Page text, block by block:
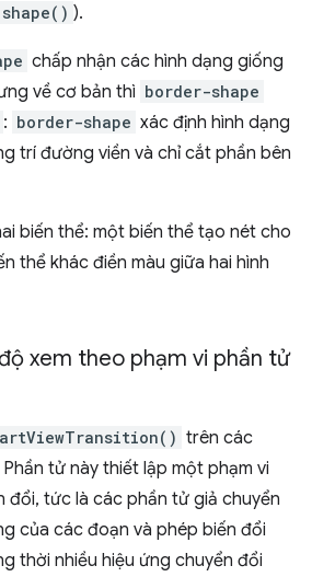
shape() ).
chấp nhận các hình dạng giống
về cơ bản thì border-shape
: border-shape xác định hình dạng
trí đường viền và chỉ cắt phần bên
biến thể: một biến thể tạo nét cho
thể khác điền màu giữa hai hình
xem theo phạm vi phần tử
trên các
tử này thiết lập một phạm vi
đổi, tức là các phần tử giả chuyển
của các đoạn và phép biến đổi
thời nhiều hiệu ứng chuyển đổi